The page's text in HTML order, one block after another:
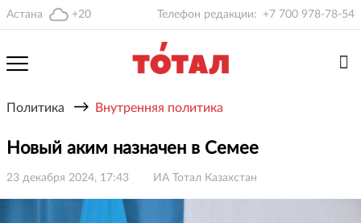
Астана +20 Телефон редакции: +7 700 978-78-54
Политика → Внутренняя политика
Новый аким назначен в Семее
23 декабря 2024, 17:43 ИА Тотал Казахстан